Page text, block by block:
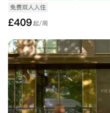
免费双人入住
£409起/周